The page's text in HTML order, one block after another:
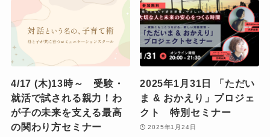
4/17 (木)13時～ 受験・
就活で試される親力！わ
が子の未来を支える最高
の関わり方セミナー
2025年1月31日 「ただい
ま & おかえり」プロジェ
クト 特別セミナー
2025年1月24日